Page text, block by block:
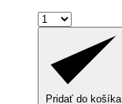
Pridať do košíka